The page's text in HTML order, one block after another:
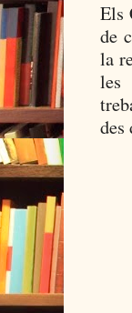
Els
de
la
les